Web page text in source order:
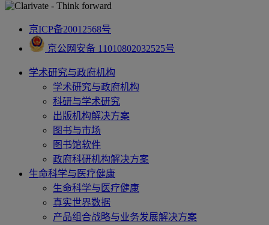
京ICP备20012568号
京公网安备 11010802032525号
学术研究与政府机构
学术研究与政府机构
科研与学术研究
出版机构解决方案
图书与市场
图书馆软件
政府科研机构解决方案
生命科学与医疗健康
生命科学与医疗健康
真实世界数据
产品组合战略与业务发展解决方案